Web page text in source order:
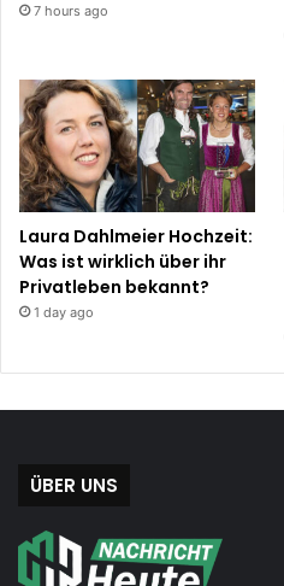
7 hours ago
Laura Dahlmeier Hochzeit:
Was ist wirklich über ihr
Privatleben bekannt?
1 day ago
ÜBER UNS